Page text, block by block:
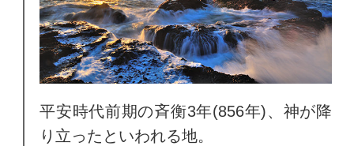
平安時代前期の斉衡3年(856年)、神が降
り立ったといわれる地。